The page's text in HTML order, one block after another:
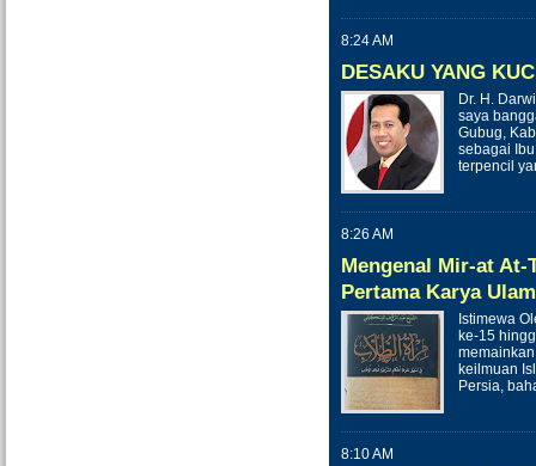
8:24 AM
DESAKU YANG
Dr. H.
saya
Gubug,
sebagai
terpencil
8:26 AM
Mengenal Mir-at
Pertama Karya
Istimewa
ke-15
keilmuan
Persia,
8:10 AM